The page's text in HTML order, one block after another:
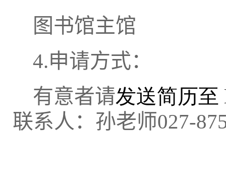
图书馆主馆
4.申请方式：
有意者请发送简历至
联系人：孙老师027-